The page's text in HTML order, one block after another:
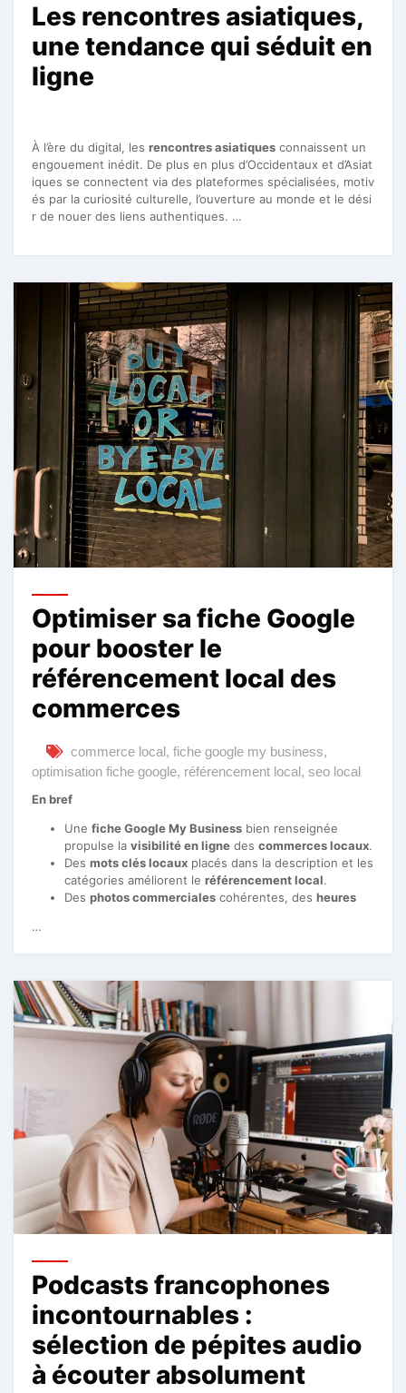
Les rencontres asiatiques,
une tendance qui séduit en
ligne
À l’ère du digital, les rencontres asiatiques connaissent un
engouement inédit. De plus en plus d’Occidentaux et d’Asiat
iques se connectent via des plateformes spécialisées, motiv
és par la curiosité culturelle, l’ouverture au monde et le dési
r de nouer des liens authentiques. …
Optimiser sa fiche Google
pour booster le
référencement local des
commerces
commerce local, fiche google my business,
optimisation fiche google, référencement local, seo local
En bref
Une fiche Google My Business bien renseignée
propulse la visibilité en ligne des commerces locaux.
Des mots clés locaux placés dans la description et les
catégories améliorent le référencement local.
Des photos commerciales cohérentes, des heures
…
Podcasts francophones
incontournables :
sélection de pépites audio
à écouter absolument